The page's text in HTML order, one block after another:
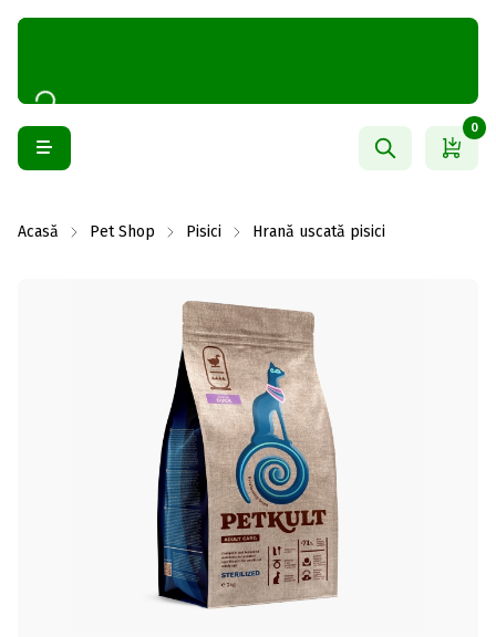
0
Acasă Pet Shop Pisici Hrană uscată pisici